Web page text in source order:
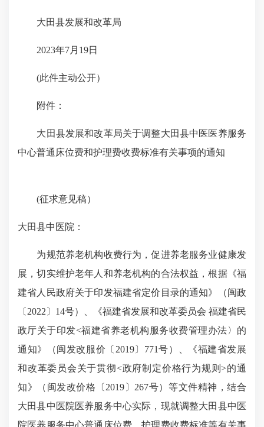
大田县发展和改革局
2023年7月19日
(此件主动公开）
附件：
大田县发展和改革局关于调整大田县中医医养服务
中心普通床位费和护理费收费标准有关事项的通知
(征求意见稿）
大田县中医院：
为规范养老机构收费行为，促进养老服务业健康发
展，切实维护老年人和养老机构的合法权益，根据《福
建省人民政府关于印发福建省定价目录的通知》（闽政
〔2022〕14号）、《福建省发展和改革委员会 福建省民
政厅关于印发<福建省养老机构服务收费管理办法〉的
通知》（闽发改服价〔2019〕771号）、《福建省发展
和改革委员会关于贯彻<政府制定价格行为规则>的通
知》（闽发改价格〔2019〕267号）等文件精神，结合
大田县中医院医养服务中心实际，现就调整大田县中医
院医养服务中心普通床位费、护理费收费标准等有关事